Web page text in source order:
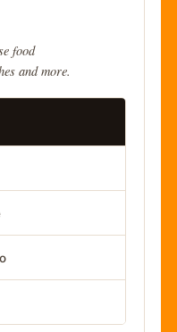
food
and more.